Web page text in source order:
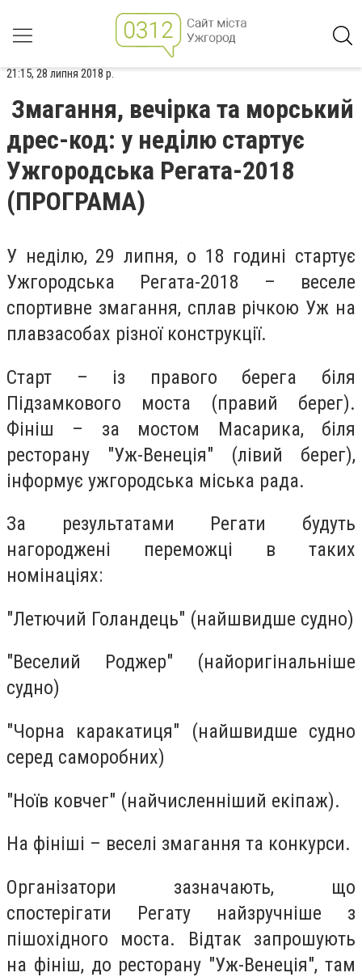
21:15, 28 липня 2018 р.
Змагання, вечірка та морський
дрес-код: у неділю стартує
Ужгородська Регата-2018
(ПРОГРАМА)
У неділю, 29 липня, о 18 годині стартує
Ужгородська Регата-2018 – веселе
спортивне змагання, сплав річкою Уж на
плавзасобах різної конструкції.
Старт – із правого берега біля
Підзамкового моста (правий берег).
Фініш – за мостом Масарика, біля
ресторану "Уж-Венеція" (лівий берег),
інформує ужгородська міська рада.
За результатами Регати будуть
нагороджені переможці в таких
номінаціях:
"Летючий Голандець" (найшвидше судно)
"Веселий Роджер" (найоригінальніше
судно)
"Чорна каракатиця" (найшвидше судно
серед саморобних)
"Ноїв ковчег" (найчисленніший екіпаж).
На фініші – веселі змагання та конкурси.
Організатори зазначають, що
спостерігати Регату найзручніше з
пішохідного моста. Відтак запрошують
на фініш, до ресторану "Уж-Венеція", там